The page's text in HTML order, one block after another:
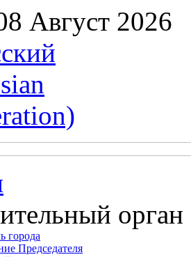
Август 2026
орган
города
Председателя